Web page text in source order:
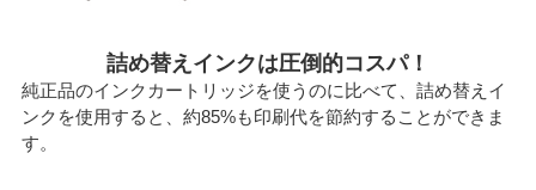
詰め替えインクは圧倒的コスパ！
純正品のインクカートリッジを使うのに比べて、詰め替えイ
ンクを使用すると、約85%も印刷代を節約することができま
す。